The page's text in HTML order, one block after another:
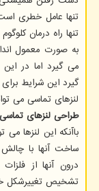
تنها عامل خطری
تنها راه درمان
به صورت معمول
می گیرد اما در
گیرد این شرایط
لنزهای تماسی می
طراحی لنزهای
باآنکه این لنزها می
ساخت آنها با
درون آنها از
تشخیص تغییرشکل